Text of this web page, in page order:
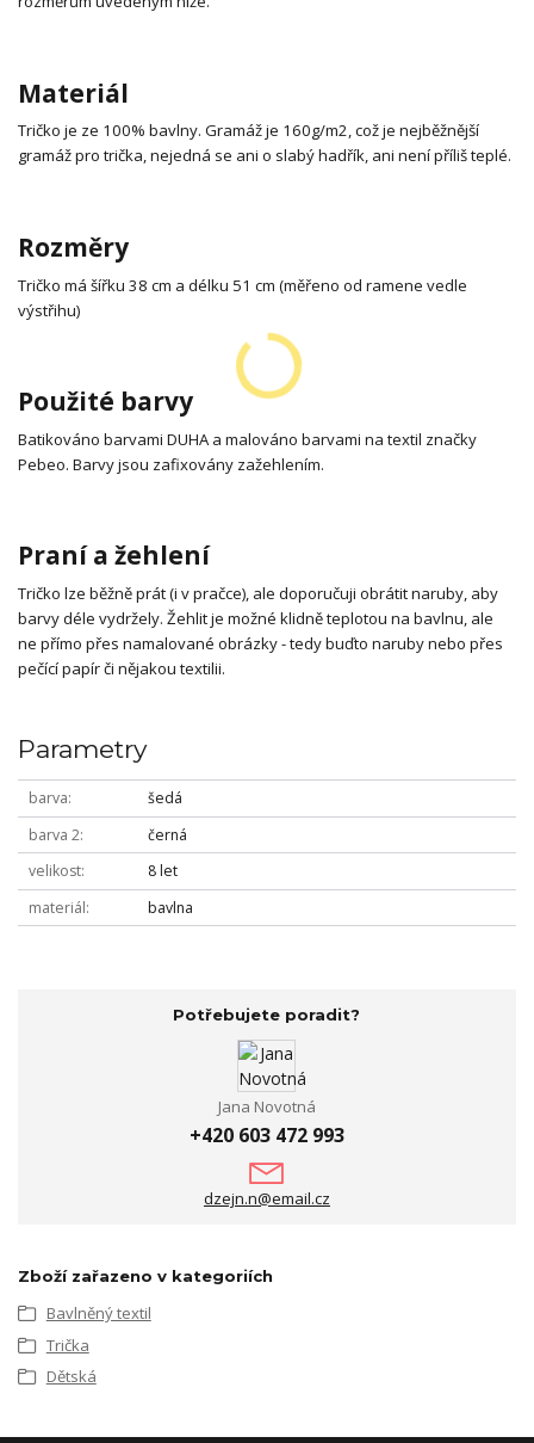
Materiál
Tričko je ze 100% bavlny. Gramáž je 160g/m2, což je nejběžnější
gramáž pro trička, nejedná se ani o slabý hadřík, ani není příliš teplé.
Rozměry
Tričko má šířku 38 cm a délku 51 cm (měřeno od ramene vedle
výstřihu)
Použité barvy
Batikováno barvami DUHA a malováno barvami na textil značky
Pebeo. Barvy jsou zafixovány zažehlením.
Praní a žehlení
Tričko lze běžně prát (i v pračce), ale doporučuji obrátit naruby, aby
barvy déle vydržely. Žehlit je možné klidně teplotou na bavlnu, ale
ne přímo přes namalované obrázky - tedy buďto naruby nebo přes
pečící papír či nějakou textilii.
Parametry
barva
šedá
barva 2
černá
velikost
8 let
materiál
bavlna
Potřebujete poradit?
Jana Novotná
+420 603 472 993
dzejn.n@email.cz
Zboží zařazeno v kategoriích
Bavlněný textil
Trička
Dětská